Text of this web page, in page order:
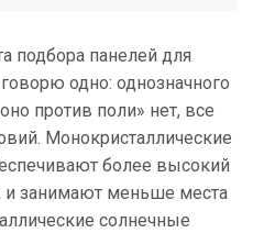
подбора панелей для
одно: однозначного
против поли» нет, все
Монокристаллические
более высокий
и занимают меньше места
солнечные